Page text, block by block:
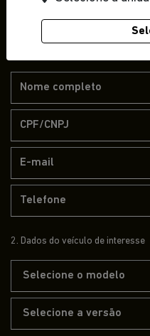
2. Dados do veículo de interesse